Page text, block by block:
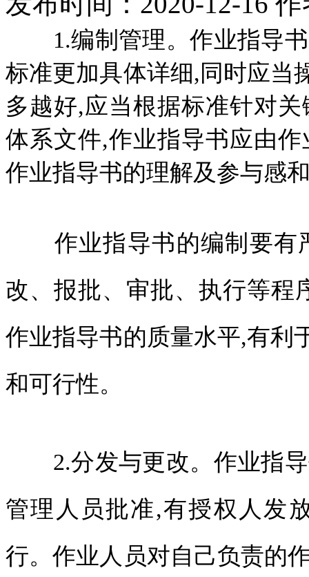
1.编制管理。作业指导书
标准更加具体详细,同时应当
多越好,应当根据标准针对
体系文件,作业指导书应由
作业指导书的理解及参与感
作业指导书的编制要有
改、报批、审批、执行等程
作业指导书的质量水平,有利
和可行性。
2.分发与更改。作业指导
管理人员批准,有授权人发
行。作业人员对自己负责的